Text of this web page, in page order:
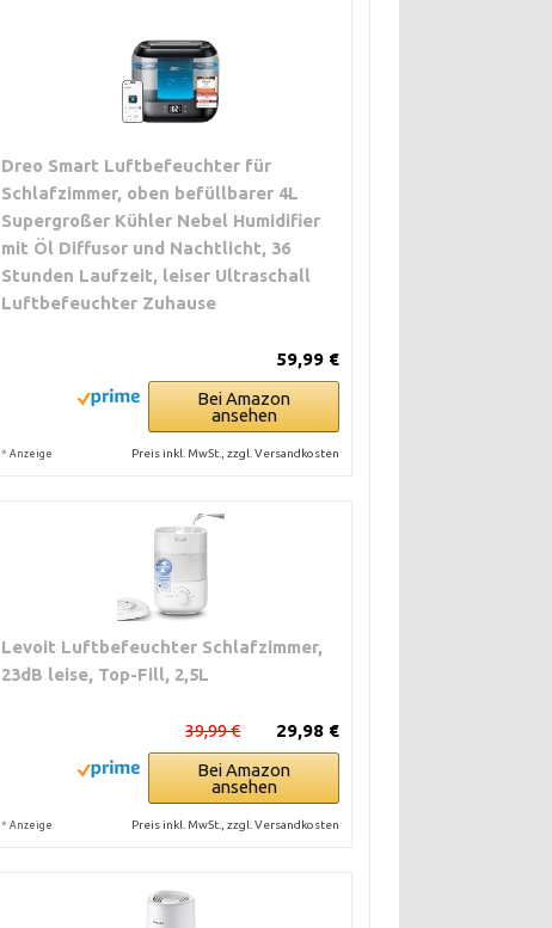
Dreo Smart Luftbefeuchter für
Schlafzimmer, oben befüllbarer 4L
Supergroßer Kühler Nebel Humidifier
mit Öl Diffusor und Nachtlicht, 36
Stunden Laufzeit, leiser Ultraschall
Luftbefeuchter Zuhause
59,99 €
Bei Amazon
ansehen
* Anzeige Preis inkl. MwSt., zzgl. Versandkosten
Levoit Luftbefeuchter Schlafzimmer,
23dB leise, Top-Fill, 2,5L
29,98 €
39,99 €
Bei Amazon
ansehen
* Anzeige Preis inkl. MwSt., zzgl. Versandkosten